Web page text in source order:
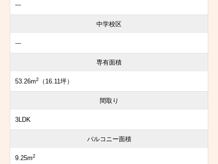
---
中学校区
---
専有面積
53.26m2 （16.11坪）
間取り
3LDK
バルコニー面積
9.25m2